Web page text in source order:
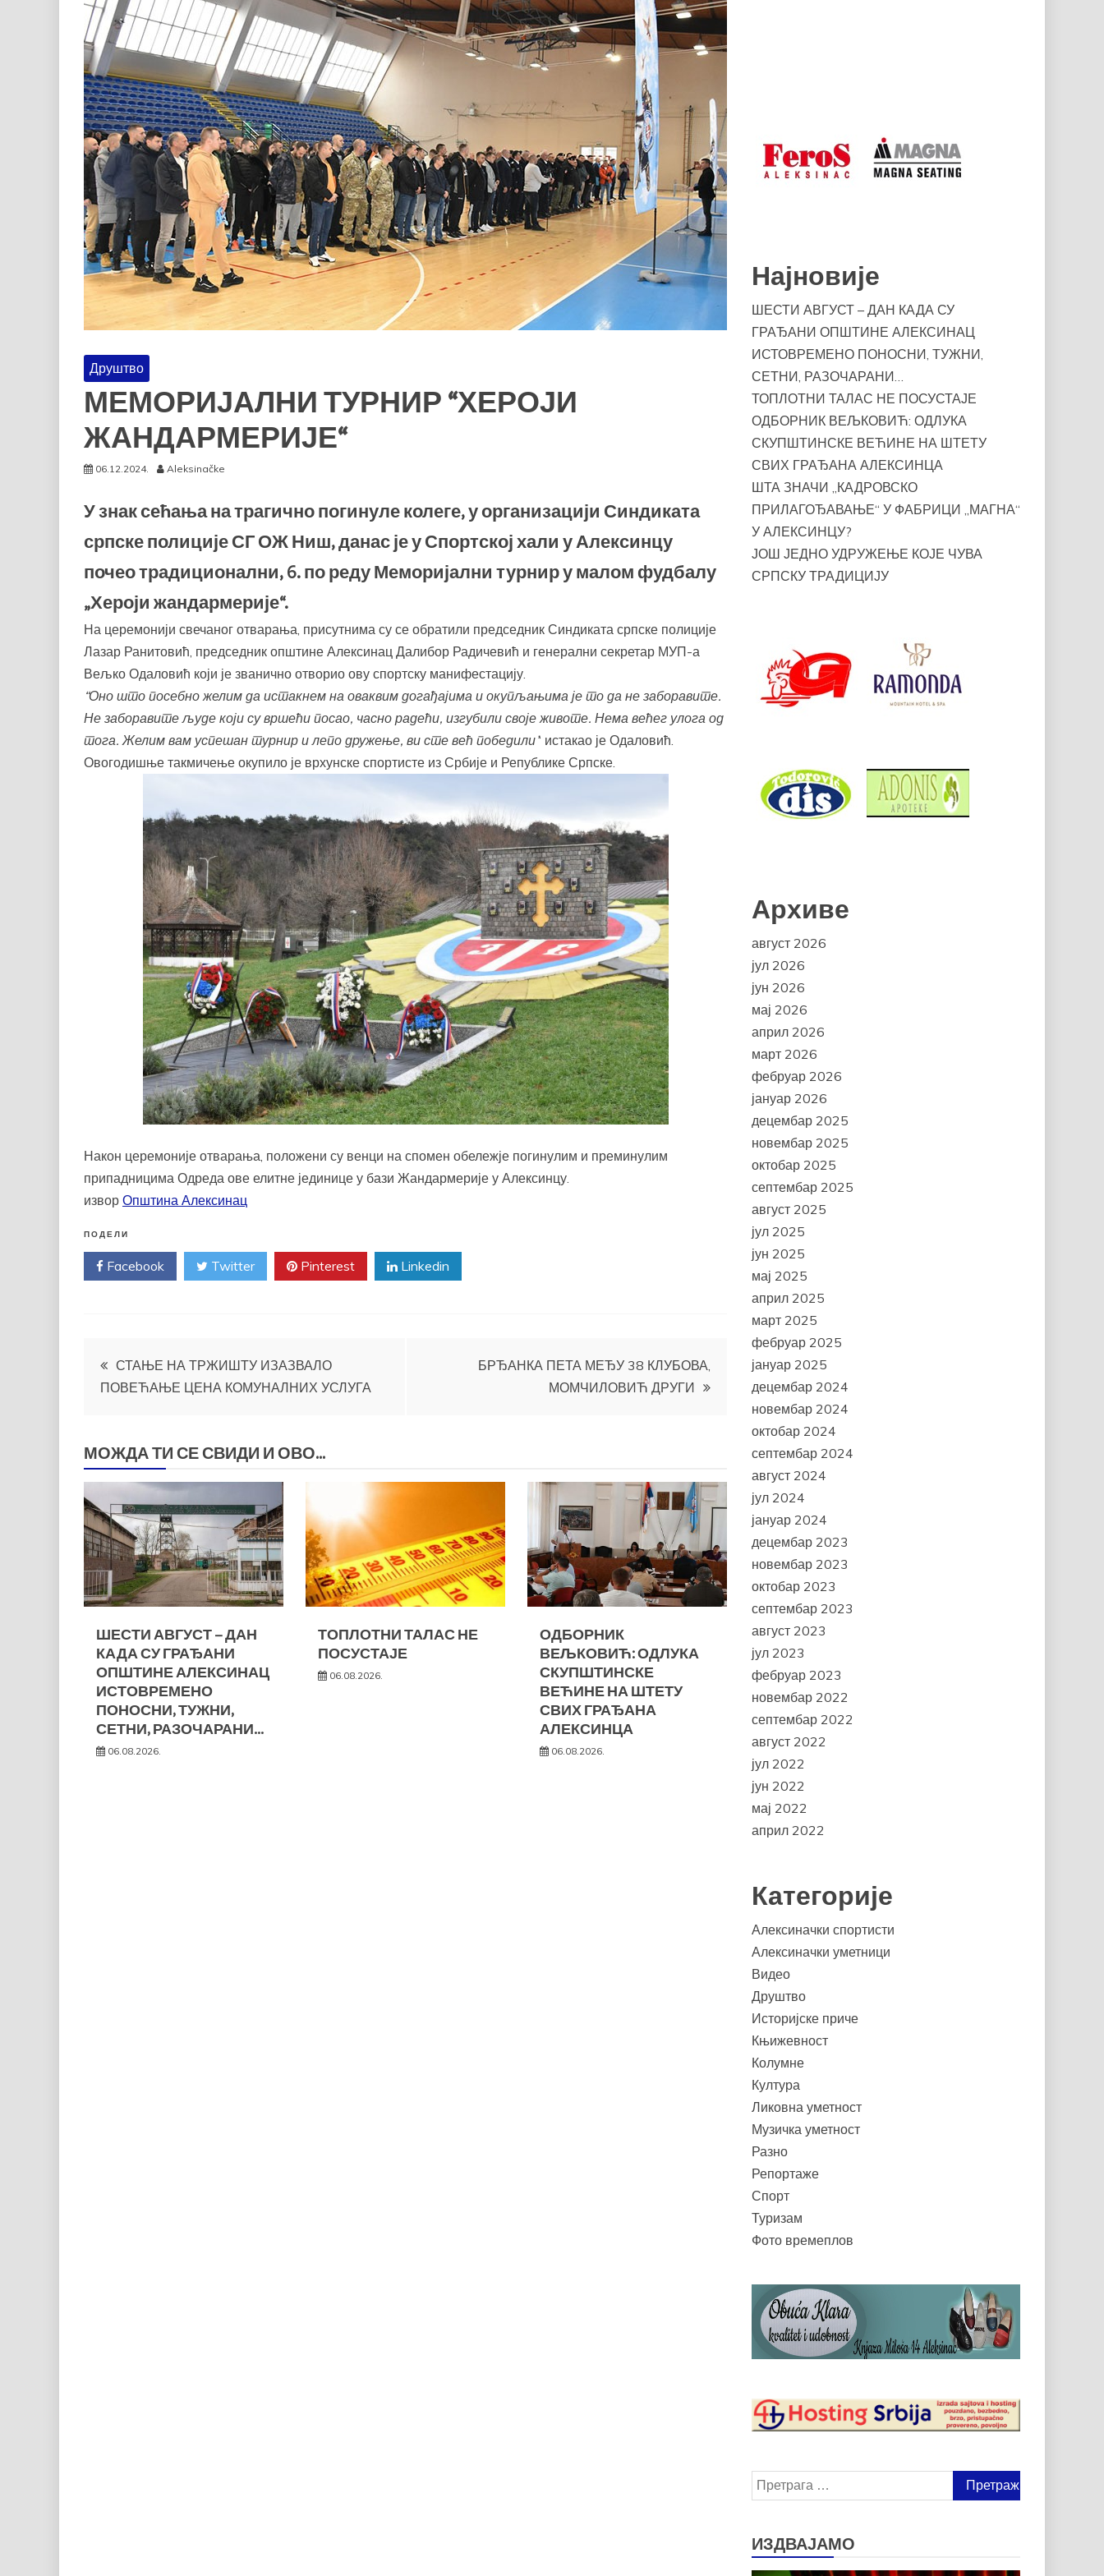
Друштво
МЕМОРИЈАЛНИ ТУРНИР “ХЕРОЈИ
ЖАНДАРМЕРИЈЕ“
06.12.2024. Aleksinačke
У знак сећања на трагично погинуле колеге, у организацији Синдиката
српске полиције СГ ОЖ Ниш, данас је у Спортској хали у Алексинцу
почео традиционални, 6. по реду Меморијални турнир у малом фудбалу
„Хероји жандармерије“.
На церемонији свечаног отварања, присутнима су се обратили председник Синдиката српске полиције
Лазар Ранитовић, председник општине Алексинац Далибор Радичевић и генерални секретар МУП-а
Вељко Одаловић који је званично отворио ову спортску манифестацију.
“Оно што посебно желим да истакнем на оваквим догађајима и окупљањима је то да не заборавите.
Не заборавите људе који су вршећи посао, часно радећи, изгубили своје животе. Нема већег улога од
тога. Желим вам успешан турнир и лепо дружење, ви сте већ победили’‘ истакао је Одаловић.
Овогодишње такмичење окупило је врхунске спортисте из Србије и Републике Српске.
Након церемоније отварања, положени су венци на спомен обележје погинулим и преминулим
припадницима Одреда ове елитне јединице у бази Жандармерије у Алексинцу.
извор Општина Алексинац
ПОДЕЛИ
Facebook Twitter Pinterest Linkedin
Кретање
чланка
СТАЊЕ НА ТРЖИШТУ ИЗАЗВАЛО
ПОВЕЋАЊЕ ЦЕНА КОМУНАЛНИХ УСЛУГА
БРЂАНКА ПЕТА МЕЂУ 38 КЛУБОВА,
МОМЧИЛОВИЋ ДРУГИ
МОЖДА ТИ СЕ СВИДИ И ОВО...
ШЕСТИ АВГУСТ – ДАН
КАДА СУ ГРАЂАНИ
ОПШТИНЕ АЛЕКСИНАЦ
ИСТОВРЕМЕНО
ПОНОСНИ, ТУЖНИ,
СЕТНИ, РАЗОЧАРАНИ…
06.08.2026.
ТОПЛОТНИ ТАЛАС НЕ
ПОСУСТАЈЕ
06.08.2026.
ОДБОРНИК
ВЕЉКОВИЋ: ОДЛУКА
СКУПШТИНСКЕ
ВЕЋИНЕ НА ШТЕТУ
СВИХ ГРАЂАНА
АЛЕКСИНЦА
06.08.2026.
Најновије
ШЕСТИ АВГУСТ – ДАН КАДА СУ
ГРАЂАНИ ОПШТИНЕ АЛЕКСИНАЦ
ИСТОВРЕМЕНО ПОНОСНИ, ТУЖНИ,
СЕТНИ, РАЗОЧАРАНИ…
ТОПЛОТНИ ТАЛАС НЕ ПОСУСТАЈЕ
ОДБОРНИК ВЕЉКОВИЋ: ОДЛУКА
СКУПШТИНСКЕ ВЕЋИНЕ НА ШТЕТУ
СВИХ ГРАЂАНА АЛЕКСИНЦА
ШТА ЗНАЧИ „КАДРОВСКО
ПРИЛАГОЂАВАЊЕ“ У ФАБРИЦИ „МАГНА“
У АЛЕКСИНЦУ?
ЈОШ ЈЕДНО УДРУЖЕЊЕ КОЈЕ ЧУВА
СРПСКУ ТРАДИЦИЈУ
Архиве
август 2026
јул 2026
јун 2026
мај 2026
април 2026
март 2026
фебруар 2026
јануар 2026
децембар 2025
новембар 2025
октобар 2025
септембар 2025
август 2025
јул 2025
јун 2025
мај 2025
април 2025
март 2025
фебруар 2025
јануар 2025
децембар 2024
новембар 2024
октобар 2024
септембар 2024
август 2024
јул 2024
јануар 2024
децембар 2023
новембар 2023
октобар 2023
септембар 2023
август 2023
јул 2023
фебруар 2023
новембар 2022
септембар 2022
август 2022
јул 2022
јун 2022
мај 2022
април 2022
Категорије
Алексиначки спортисти
Алексиначки уметници
Видео
Друштво
Историјске приче
Књижевност
Колумне
Култура
Ликовна уметност
Музичка уметност
Разно
Репортаже
Спорт
Туризам
Фото времеплов
Претрага
за:
ИЗДВАЈАМО